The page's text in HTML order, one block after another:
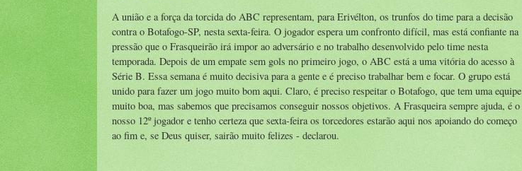
A união e a força da torcida do ABC representam, para Erivélton, os trunfos do time para a decisão
contra o Botafogo-SP, nesta sexta-feira. O jogador espera um confronto difícil, mas está confiante na
pressão que o Frasqueirão irá impor ao adversário e no trabalho desenvolvido pelo time nesta
temporada. Depois de um empate sem gols no primeiro jogo, o ABC está a uma vitória do acesso à
Série B. Essa semana é muito decisiva para a gente e é preciso trabalhar bem e focar. O grupo está
unido para fazer um jogo muito bom aqui. Claro, é preciso respeitar o Botafogo, que tem uma equipe
muito boa, mas sabemos que precisamos conseguir nossos objetivos. A Frasqueira sempre ajuda, é o
nosso 12º jogador e tenho certeza que sexta-feira os torcedores estarão aqui nos apoiando do começo
ao fim e, se Deus quiser, sairão muito felizes - declarou.